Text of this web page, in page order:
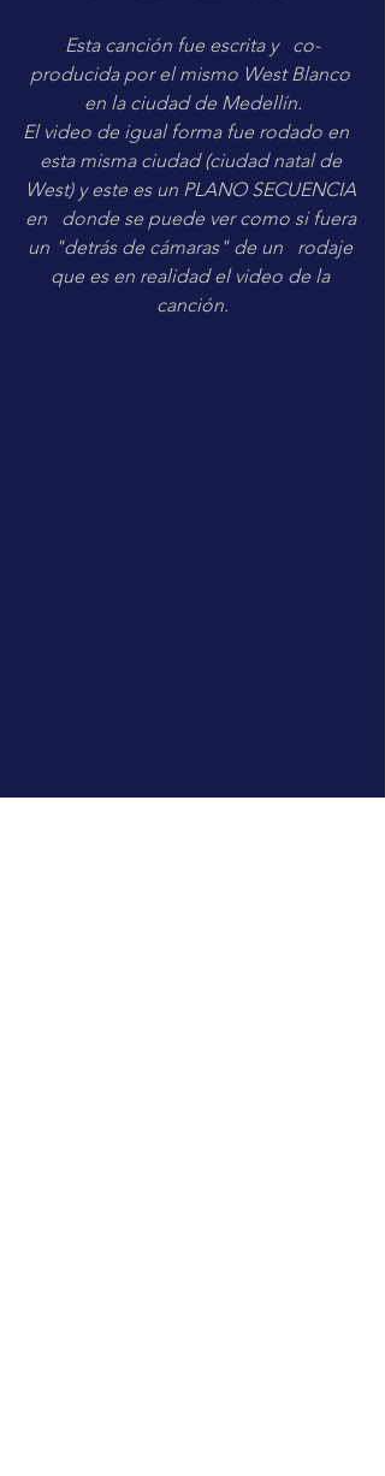
Esta canción fue escrita y   co-
producida por el mismo West Blanco
en la ciudad de Medellín.
El video de igual forma fue rodado en
esta misma ciudad (ciudad natal de
West) y este es un PLANO SECUENCIA
en   donde se puede ver como si fuera
un "detrás de cámaras" de un   rodaje
que es en realidad el video de la
canción.